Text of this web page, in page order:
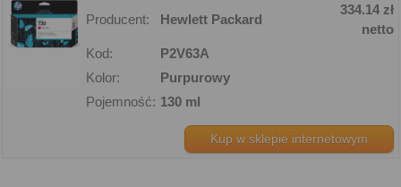
Producent: Hewlett Packard
334.14 zł
netto
Kod:
P2V63A
Kolor:
Purpurowy
Pojemność: 130 ml
Kup w sklepie internetowym